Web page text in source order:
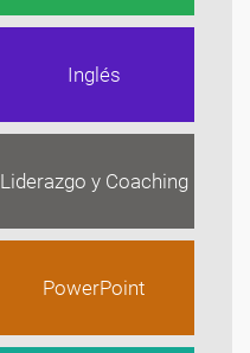
Inglés
Liderazgo y Coaching
PowerPoint